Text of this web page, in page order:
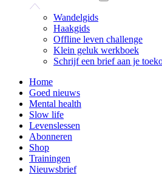
Wandelgids
Haakgids
Offline leven challenge
Klein geluk werkboek
Schrijf een brief aan je
Home
Goed nieuws
Mental health
Slow life
Levenslessen
Abonneren
Shop
Trainingen
Nieuwsbrief